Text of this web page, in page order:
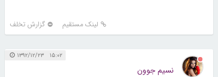
لینک مستقیم گزارش تخلف
۱۵:۰۲ ۱۳۹۲/۱۲/۲۳
نسیم جوون